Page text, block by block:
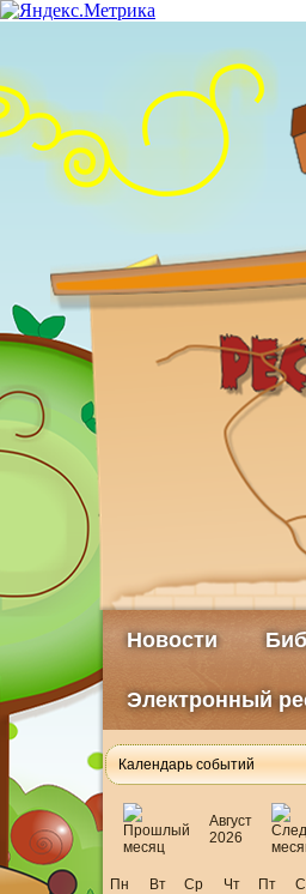
Новости
Электронный
Календарь событий
Август
2026
Пн Вт Ср Чт Пт